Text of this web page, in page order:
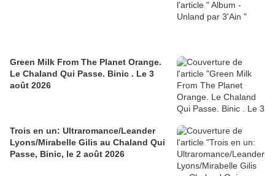
Green Milk From The Planet Orange.
Le Chaland Qui Passe. Binic . Le 3
août 2026
Trois en un: Ultraromance/Leander
Lyons/Mirabelle Gilis au Chaland Qui
Passe, Binic, le 2 août 2026